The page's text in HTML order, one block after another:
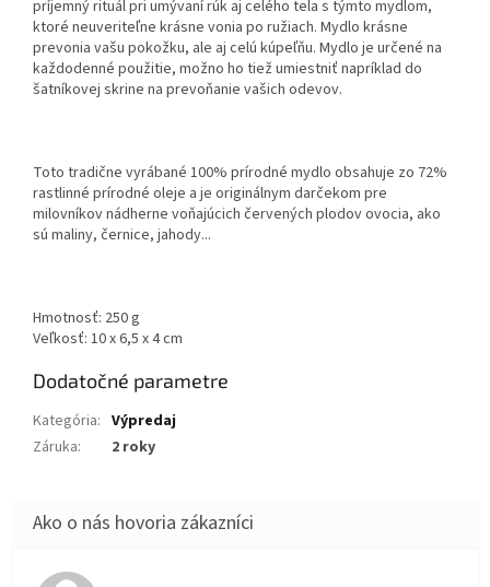
príjemný rituál pri umývaní rúk aj celého tela s týmto mydlom,
ktoré neuveriteľne krásne vonia po ružiach. Mydlo krásne
prevonia vašu pokožku, ale aj celú kúpeľňu. Mydlo je určené na
každodenné použitie, možno ho tiež umiestniť napríklad do
šatníkovej skrine na prevoňanie vašich odevov.
Toto tradične vyrábané 100% prírodné mydlo obsahuje zo 72%
rastlinné prírodné oleje a je originálnym darčekom pre
milovníkov nádherne voňajúcich červených plodov ovocia, ako
sú maliny, černice, jahody...
Hmotnosť: 250 g
Veľkosť: 10 x 6,5 x 4 cm
Dodatočné parametre
Kategória: Výpredaj
Záruka: 2 roky